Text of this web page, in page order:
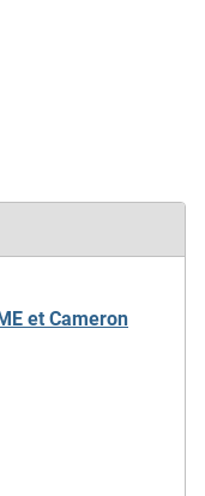
et Cameron